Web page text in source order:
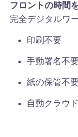
フロントの時間
完全デジタルワ
印刷不要
手動署名不
紙の保管不
自動クラウ